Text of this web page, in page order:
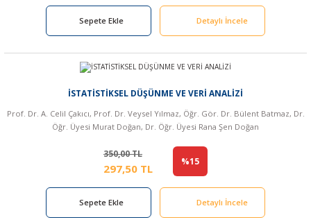
Sepete Ekle Detaylı İncele
İSTATİSTİKSEL DÜŞÜNME VE VERİ ANALİZİ
Prof. Dr. A. Celil Çakıcı, Prof. Dr. Veysel Yılmaz, Öğr. Gör. Dr. Bülent Batmaz, Dr.
Öğr. Üyesi Murat Doğan, Dr. Öğr. Üyesi Rana Şen Doğan
350,00 TL
297,50 TL
%15
Sepete Ekle Detaylı İncele